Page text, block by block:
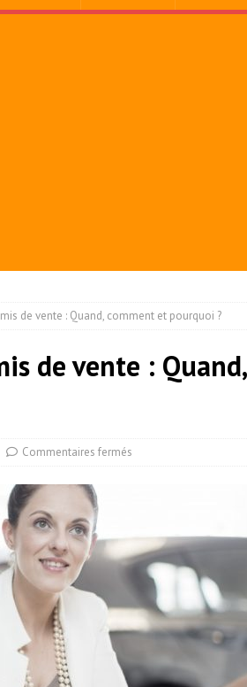
de vente : Quand, comment et pourquoi ?
de vente : Quand,
Commentaires fermés